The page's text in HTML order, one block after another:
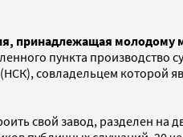
принадлежащая молодому
пункта производство
совладельцем которой
свой завод, разделен на